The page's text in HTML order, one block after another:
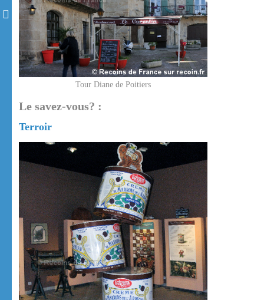
Tour Diane de Poitiers
Le savez-vous? :
Terroir